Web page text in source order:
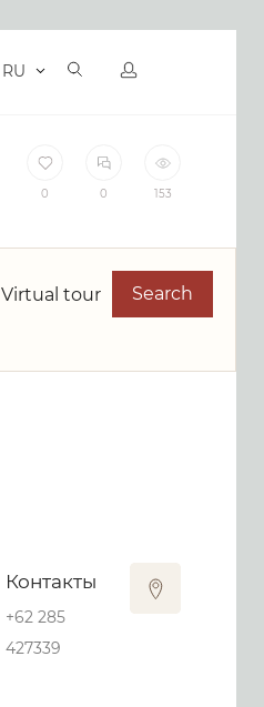
RU
0 0 153
Virtual tour Search
Контакты
+62 285
427339